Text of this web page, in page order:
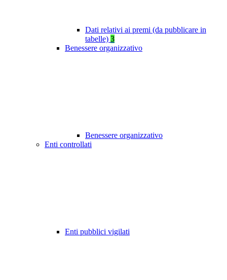
Dati relativi ai premi (da pubblicare in
tabelle) 3
Benessere organizzativo
Benessere organizzativo
Enti controllati
Enti pubblici vigilati